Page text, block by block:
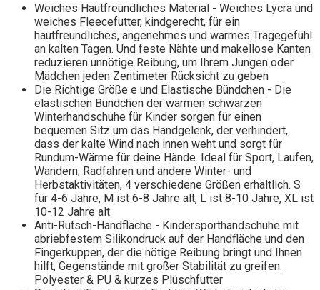
Weiches Hautfreundliches Material - Weiches Lycra und
weiches Fleecefutter, kindgerecht, für ein
hautfreundliches, angenehmes und warmes Tragegefühl
an kalten Tagen. Und feste Nähte und makellose Kanten
reduzieren unnötige Reibung, um Ihrem Jungen oder
Mädchen jeden Zentimeter Rücksicht zu geben
Die Richtige Größe e und Elastische Bündchen - Die
elastischen Bündchen der warmen schwarzen
Winterhandschuhe für Kinder sorgen für einen
bequemen Sitz um das Handgelenk, der verhindert,
dass der kalte Wind nach innen weht und sorgt für
Rundum-Wärme für deine Hände. Ideal für Sport, Laufen,
Wandern, Radfahren und andere Winter- und
Herbstaktivitäten, 4 verschiedene Größen erhältlich. S
für 4-6 Jahre, M ist 6-8 Jahre alt, L ist 8-10 Jahre, XL ist
10-12 Jahre alt
Anti-Rutsch-Handfläche - Kindersporthandschuhe mit
abriebfestem Silikondruck auf der Handfläche und den
Fingerkuppen, der die nötige Reibung bringt und Ihnen
hilft, Gegenstände mit großer Stabilität zu greifen.
Polyester & PU & kurzes Plüschfutter